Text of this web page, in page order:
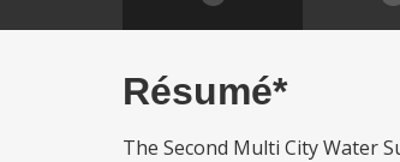
Résumé*
The Second Multi City Water